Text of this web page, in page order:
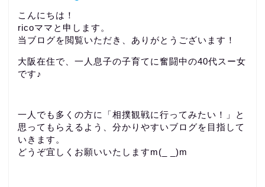
こんにちは！
ricoママと申します。
当ブログを閲覧いただき、ありがとうございます！
大阪在住で、一人息子の子育てに奮闘中の40代スー女
です♪
一人でも多くの方に「相撲観戦に行ってみたい！」と
思ってもらえるよう、分かりやすいブログを目指して
いきます。
どうぞ宜しくお願いいたしますm(_ _)m